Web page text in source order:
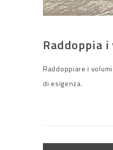
Raddoppia
Raddoppiare i
di esigenza.